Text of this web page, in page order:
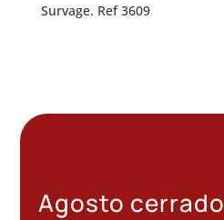
Survage. Ref 3609
Agosto cerrado